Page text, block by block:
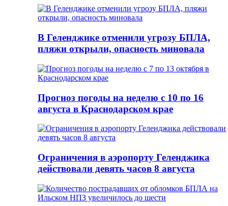
В Геленджике отменили угрозу БПЛА,
пляжи открыли, опасность миновала
Прогноз погоды на неделю с 10 по 16
августа в Краснодарском крае
Ограничения в аэропорту Геленджика
действовали девять часов 8 августа